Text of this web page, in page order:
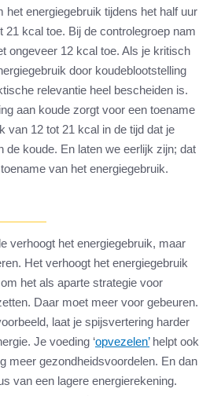
energiegebruik tijdens het half uur
21 kcal toe. Bij de controlegroep nam
ongeveer 12 kcal toe. Als je kritisch
door koudeblootstelling
relevantie heel bescheiden is.
aan koude zorgt voor een toename
van 12 tot 21 kcal in de tijd dat je
de koude. En laten we eerlijk zijn; dat
van het energiegebruik.
verhoogt het energiegebruik, maar
Het verhoogt het energiegebruik
het als aparte strategie voor
Daar moet meer voor gebeuren.
laat je spijsvertering harder
Je voeding ‘opvezelen’helpt ook
meer gezondheidsvoordelen. En dan
van een lagere energierekening.